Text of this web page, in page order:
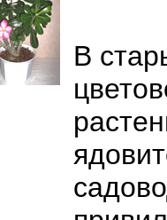
В